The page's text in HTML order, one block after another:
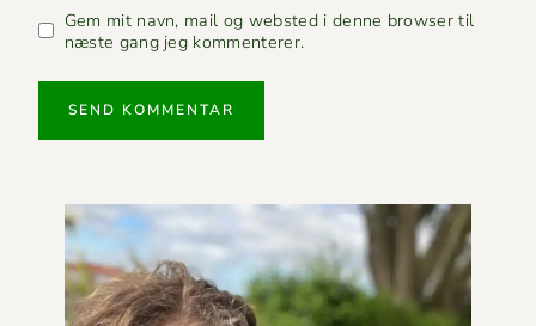
Gem mit navn, mail og websted i denne browser til
næste gang jeg kommenterer.